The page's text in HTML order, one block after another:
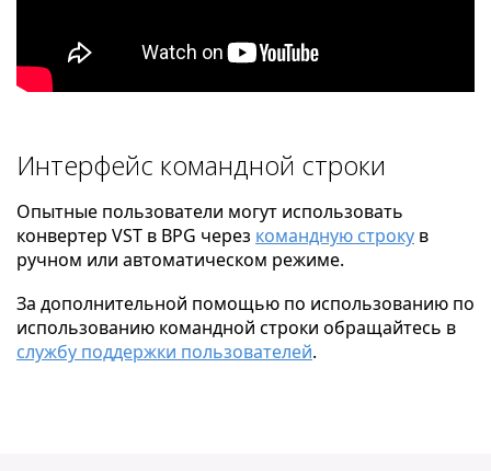
Интерфейс командной строки
Опытные пользователи могут использовать
конвертер VST в BPG через командную строку в
ручном или автоматическом режиме.
За дополнительной помощью по использованию по
использованию командной строки обращайтесь в
службу поддержки пользователей.